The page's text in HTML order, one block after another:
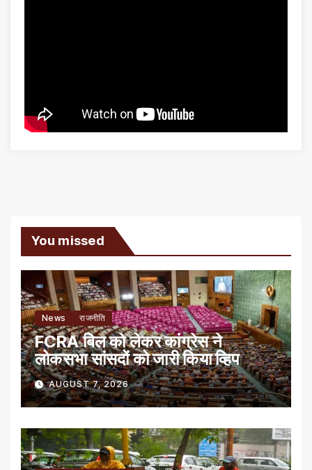
You missed
News राजनीति
FCRA बिल को लेकर कांग्रेस ने
लोकसभा सांसदों को जारी किया व्हिप
AUGUST 7, 2026